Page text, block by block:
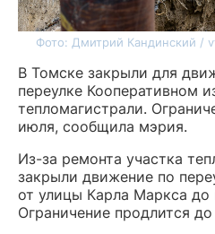
Фото: Дмитрий Кандинский /
В Томске закрыли для
переулке Кооперативном
тепломагистрали.
июля, сообщила мэрия.
Из-за ремонта участка
закрыли движение по
от улицы Карла Маркса до
Ограничение продлится